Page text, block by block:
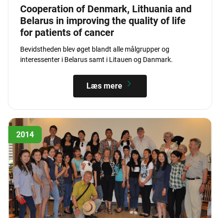
Cooperation of Denmark, Lithuania and
Belarus in improving the quality of life
for patients of cancer
Bevidstheden blev øget blandt alle målgrupper og
interessenter i Belarus samt i Litauen og Danmark.
Læs mere
2014